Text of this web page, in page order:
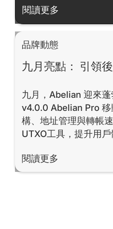
閱讀更多
閱讀更多
品牌動態
九月亮點： 引領
九月，Abelian 迎來
v4.0.0 Abelian Pro
構、地址管理與轉帳
UTXO工具，提升用戶
閱讀更多
閱讀更多